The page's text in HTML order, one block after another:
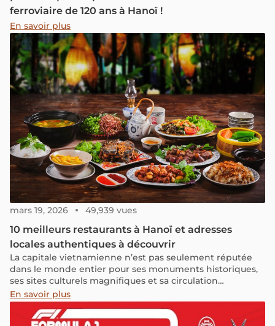
ferroviaire de 120 ans à Hanoï !
En savoir plus
mars 19, 2026 49,939 vues
10 meilleurs restaurants à Hanoï et adresses
locales authentiques à découvrir
La capitale vietnamienne n’est pas seulement réputée
dans le monde entier pour ses monuments historiques,
ses sites culturels magnifiques et sa circulation
trépidante, elle est aussi connue pour sa gastronomie
variée et adaptée au goût, au besoin et au budget de
tout un chacun.
En savoir plus